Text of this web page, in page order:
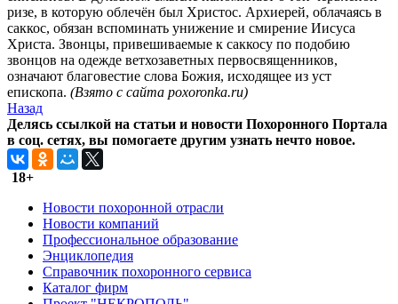
ризе, в которую облечён был Христос. Архиерей, облачаясь в
саккос, обязан вспоминать унижение и смирение Иисуса
Христа. Звонцы, привешиваемые к саккосу по подобию
звонцов на одежде ветхозаветных первосвященников,
означают благовестие слова Божия, исходящее из уст
епископа. (Взято с сайта poxoronka.ru)
Назад
Делясь ссылкой на статьи и новости Похоронного Портала
в соц. сетях, вы помогаете другим узнать нечто новое.
18+
Новости похоронной отрасли
Новости компаний
Профессиональное образование
Энциклопедия
Справочник похоронного сервиса
Каталог фирм